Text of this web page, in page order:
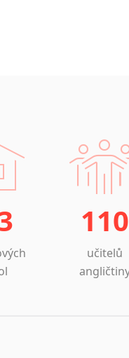
110
učitelů